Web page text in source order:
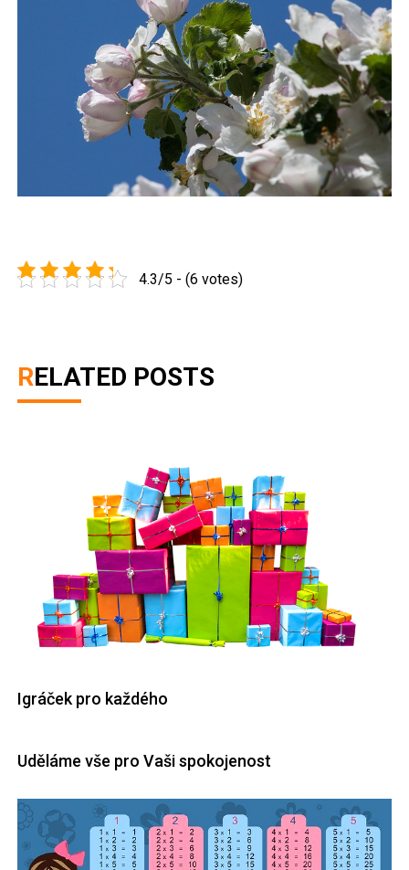
4.3/5 - (6 votes)
RELATED POSTS
Igráček pro každého
Uděláme vše pro Vaši spokojenost